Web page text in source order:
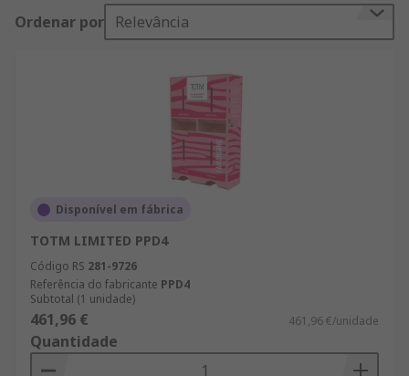
Ordenar por Relevância
Disponível em fábrica
TOTM LIMITED PPD4
Código RS 281-9726
Referência do fabricante PPD4
Subtotal (1 unidade)
461,96 € 461,96 €/unidade
Quantidade